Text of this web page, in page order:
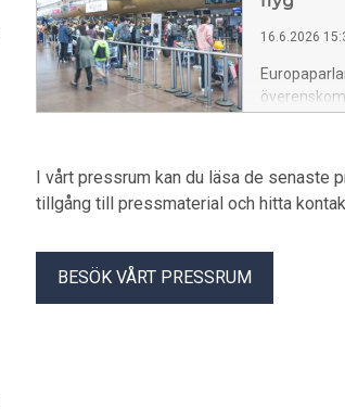
16.6.2026
syfte.
istället ut
för
I vårt pressrum kan du läsa de senaste
tillgång till pressmaterial och hitta
BESÖK VÅRT PRESSRUM